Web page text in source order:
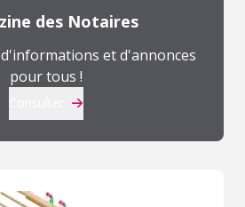
des Notaires
et d'annonces
pour tous !